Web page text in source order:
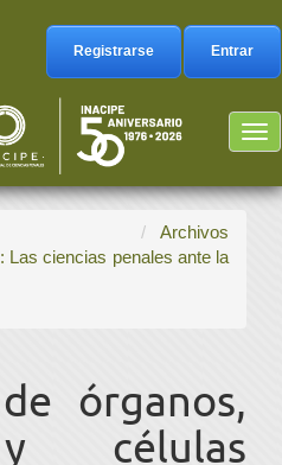
Registrarse Entrar
Archivos
Las ciencias penales ante la
órganos,
células